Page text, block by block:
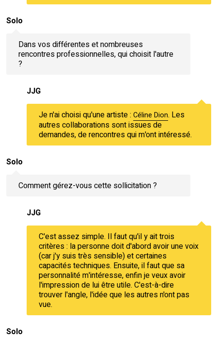
Solo
Dans vos différentes et nombreuses
rencontres professionnelles, qui choisit l'autre
?
JJG
Je n'ai choisi qu'une artiste : Céline Dion. Les
autres collaborations sont issues de
demandes, de rencontres qui m'ont intéressé.
Solo
Comment gérez-vous cette sollicitation ?
JJG
C'est assez simple. Il faut qu'il y ait trois
critères : la personne doit d'abord avoir une voix
(car j'y suis très sensible) et certaines
capacités techniques. Ensuite, il faut que sa
personnalité m'intéresse, enfin je veux avoir
l'impression de lui être utile. C'est-à-dire
trouver l'angle, l'idée que les autres n'ont pas
vue.
Solo